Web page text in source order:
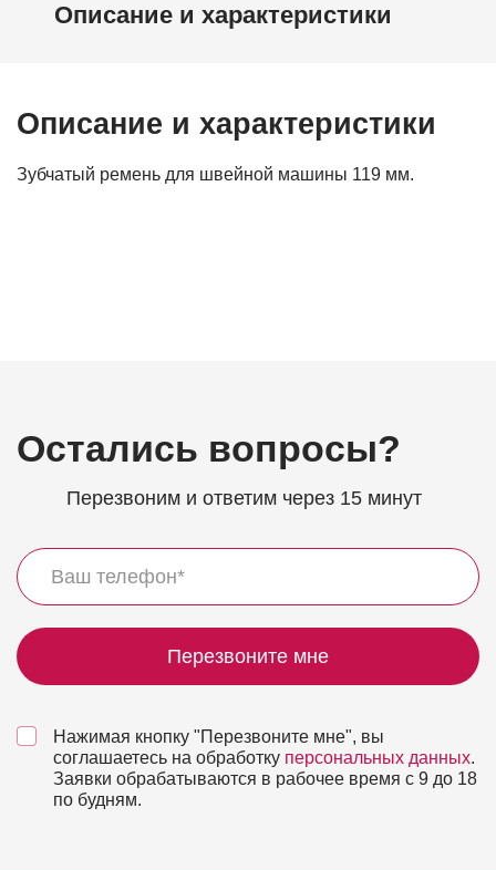
Описание и характеристики
Описание и характеристики
Зубчатый ремень для швейной машины 119 мм.
Остались вопросы?
Перезвоним и ответим через 15 минут
Перезвоните мне
Нажимая кнопку "Перезвоните мне", вы
соглашаетесь на обработку персональных данных.
Заявки обрабатываются в рабочее время с 9 до 18
по будням.